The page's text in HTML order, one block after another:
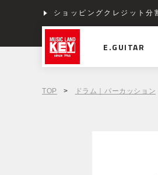
ショッピングクレジット分
E.GUITAR
TOP > ドラム｜パーカッション